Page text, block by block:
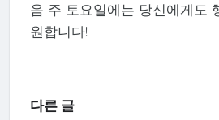
음 주 토요일에는 당신에게도
원합니다!
다른 글